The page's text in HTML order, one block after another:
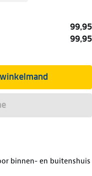
99,95
99,95
binnen- en buitenshuis